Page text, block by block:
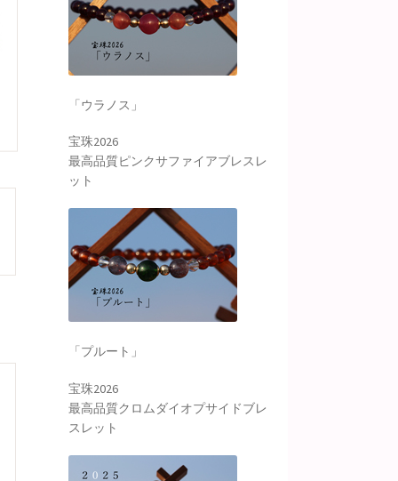
「ウラノス」
宝珠2026
最高品質ピンクサファイアブレスレ
ット
「プルート」
宝珠2026
最高品質クロムダイオプサイドブレ
スレット